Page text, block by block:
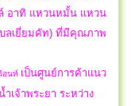
อาทิ แหวนหมั้น แหวน
บลเยี่ยมคัท) ที่มีคุณภาพ
อนท์ เป็นศูนย์การค้าแนว
เจ้าพระยา ระหว่าง